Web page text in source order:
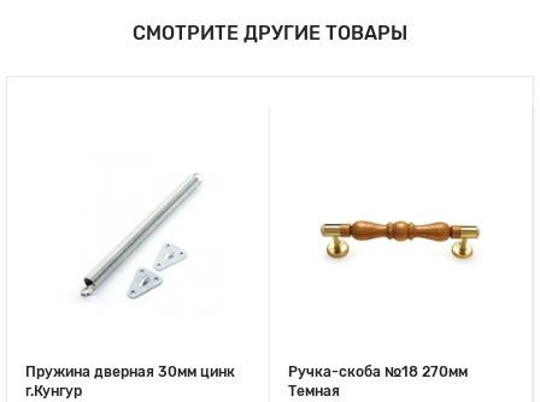
СМОТРИТЕ ДРУГИЕ ТОВАРЫ
Пружина дверная 30мм цинк
г.Кунгур
Ручка-скоба №18 270мм
Темная